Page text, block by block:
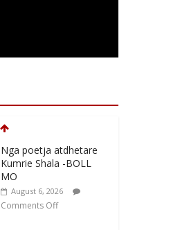
Nga poetja atdhetare
Kumrie Shala -BOLL
MO
August 6, 2026
Comments Off